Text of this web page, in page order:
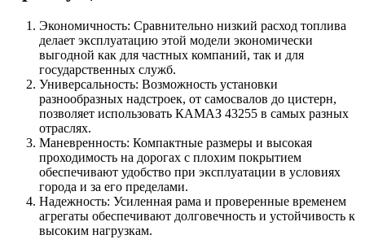
Экономичность: Сравнительно низкий расход топлива
делает эксплуатацию этой модели экономически
выгодной как для частных компаний, так и для
государственных служб.
Универсальность: Возможность установки
разнообразных надстроек, от самосвалов до цистерн,
позволяет использовать КАМАЗ 43255 в самых разных
отраслях.
Маневренность: Компактные размеры и высокая
проходимость на дорогах с плохим покрытием
обеспечивают удобство при эксплуатации в условиях
города и за его пределами.
Надежность: Усиленная рама и проверенные временем
агрегаты обеспечивают долговечность и устойчивость к
высоким нагрузкам.